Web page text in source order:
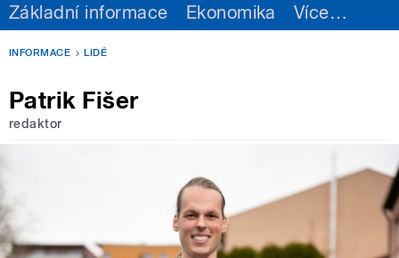
Základní informace Ekonomika Více…
INFORMACE LIDÉ
Patrik Fišer
redaktor